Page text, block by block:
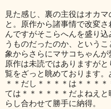
見た感じ、裏の主役はオカ
と。原作から諸事情で改変
んですがそこらへんを盛り
うものだったのか、という
象からさらにマサコちゃんが
原作は未読ではありますが
覧をざっと眺めております
＊＊だし＊＊＊＊は＊＊＊
ては＊＊＊＊＊＊だよねえ
らし合わせて勝手に納得。